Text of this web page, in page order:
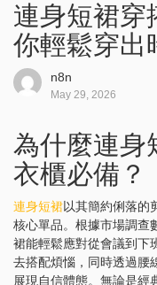
連身短裙穿
你輕鬆穿出
n8n
May 29, 2026
為什麼連身
衣櫃必備？
連身短裙以其簡約俐落的
核心單品。根據市場調查
裙能輕鬆應對從會議到下
去搭配煩惱，同時透過腰
展現自信體態。無論是經